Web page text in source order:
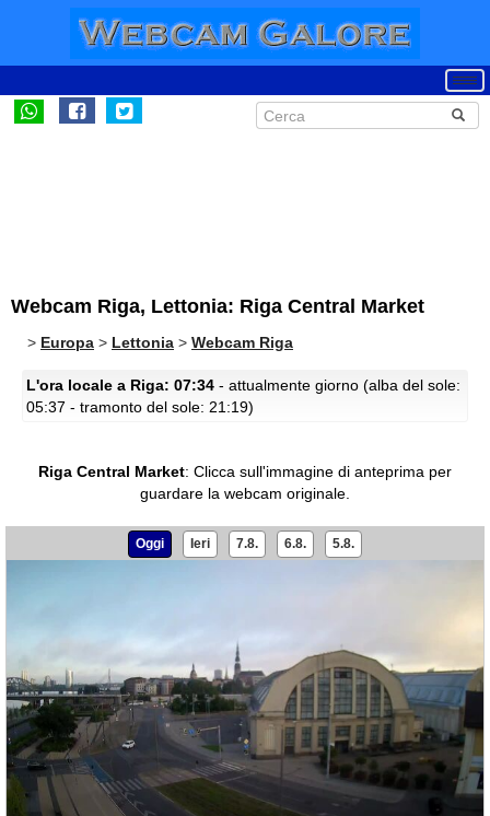
Webcam Riga, Lettonia: Riga Central Market
> Europa > Lettonia > Webcam Riga
L'ora locale a Riga: 07:34 - attualmente giorno (alba del sole:
05:37 - tramonto del sole: 21:19)
Riga Central Market: Clicca sull'immagine di anteprima per
guardare la webcam originale.
Oggi Ieri 7.8. 6.8. 5.8.